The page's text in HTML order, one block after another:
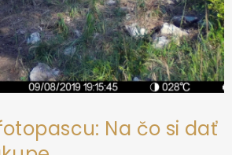
Na čo si dať